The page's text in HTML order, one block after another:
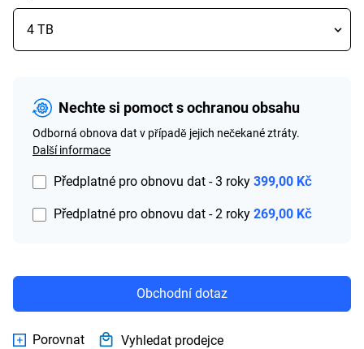
Nechte si pomoct s ochranou obsahu
Odborná obnova dat v případě jejich nečekané ztráty.
Další informace
Předplatné pro obnovu dat - 3 roky 399,00 Kč
Předplatné pro obnovu dat - 2 roky 269,00 Kč
Obchodní dotaz
Porovnat Vyhledat prodejce